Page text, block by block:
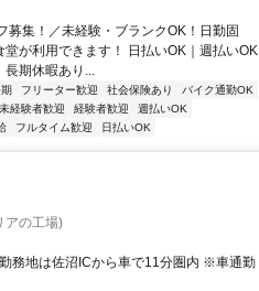
集！／未経験・ブランクOK！日勤固
が利用できます！ 日払いOK｜週払いOK
長期休暇あり...
フリーター歓迎 社会保険あり
バイク通勤OK
未経験者歓迎 経験者歓迎
週払いOK
フルタイム歓迎 日払いOK
アの工場)
務地は佐沼ICから車で11分圏内 ※車通勤